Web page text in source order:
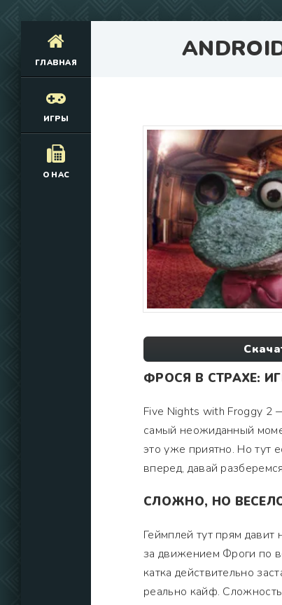
ГЛАВНАЯ
ИГРЫ
О НАС
ФРОСЯ В СТРАХЕ:
Five Nights with Froggy 2
самый неожиданный
это уже приятно. Но тут
вперед, давай
СЛОЖНО, НО
Геймплей тут прям
за движением Фроги по
катка действительно
реально кайф.